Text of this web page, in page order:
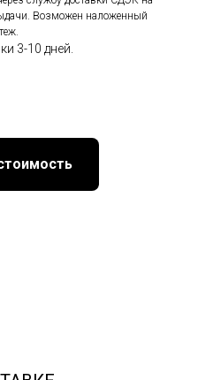
Возможен наложенный
3-10 дней.